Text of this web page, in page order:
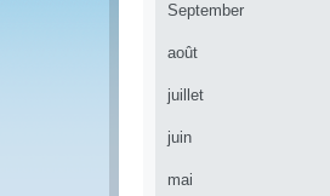
September
août
juillet
juin
mai